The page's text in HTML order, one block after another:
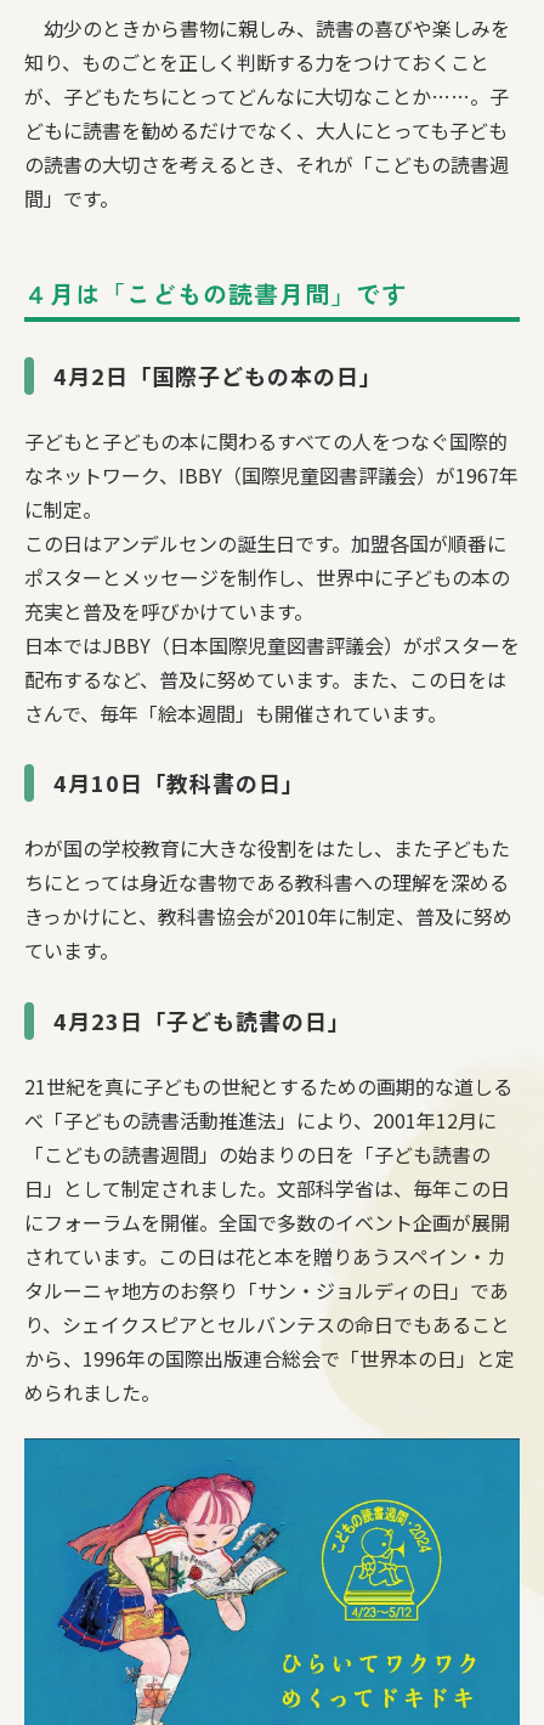
幼少のときから書物に親しみ、読書の喜びや楽しみを
知り、ものごとを正しく判断する力をつけておくこと
が、子どもたちにとってどんなに大切なことか……。子
どもに読書を勧めるだけでなく、大人にとっても子ども
の読書の大切さを考えるとき、それが「こどもの読書週
間」です。
４月は「こどもの読書月間」です
4月2日「国際子どもの本の日」
子どもと子どもの本に関わるすべての人をつなぐ国際的
なネットワーク、IBBY（国際児童図書評議会）が1967年
に制定。
この日はアンデルセンの誕生日です。加盟各国が順番に
ポスターとメッセージを制作し、世界中に子どもの本の
充実と普及を呼びかけています。
日本ではJBBY（日本国際児童図書評議会）がポスターを
配布するなど、普及に努めています。また、この日をは
さんで、毎年「絵本週間」も開催されています。
4月10日「教科書の日」
わが国の学校教育に大きな役割をはたし、また子どもた
ちにとっては身近な書物である教科書への理解を深める
きっかけにと、教科書協会が2010年に制定、普及に努め
ています。
4月23日「子ども読書の日」
21世紀を真に子どもの世紀とするための画期的な道しる
べ「子どもの読書活動推進法」により、2001年12月に
「こどもの読書週間」の始まりの日を「子ども読書の
日」として制定されました。文部科学省は、毎年この日
にフォーラムを開催。全国で多数のイベント企画が展開
されています。この日は花と本を贈りあうスペイン・カ
タルーニャ地方のお祭り「サン・ジョルディの日」であ
り、シェイクスピアとセルバンテスの命日でもあること
から、1996年の国際出版連合総会で「世界本の日」と定
められました。